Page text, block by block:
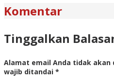
Komentar
Tinggalkan
Alamat email Anda tidak akan
wajib ditandai *